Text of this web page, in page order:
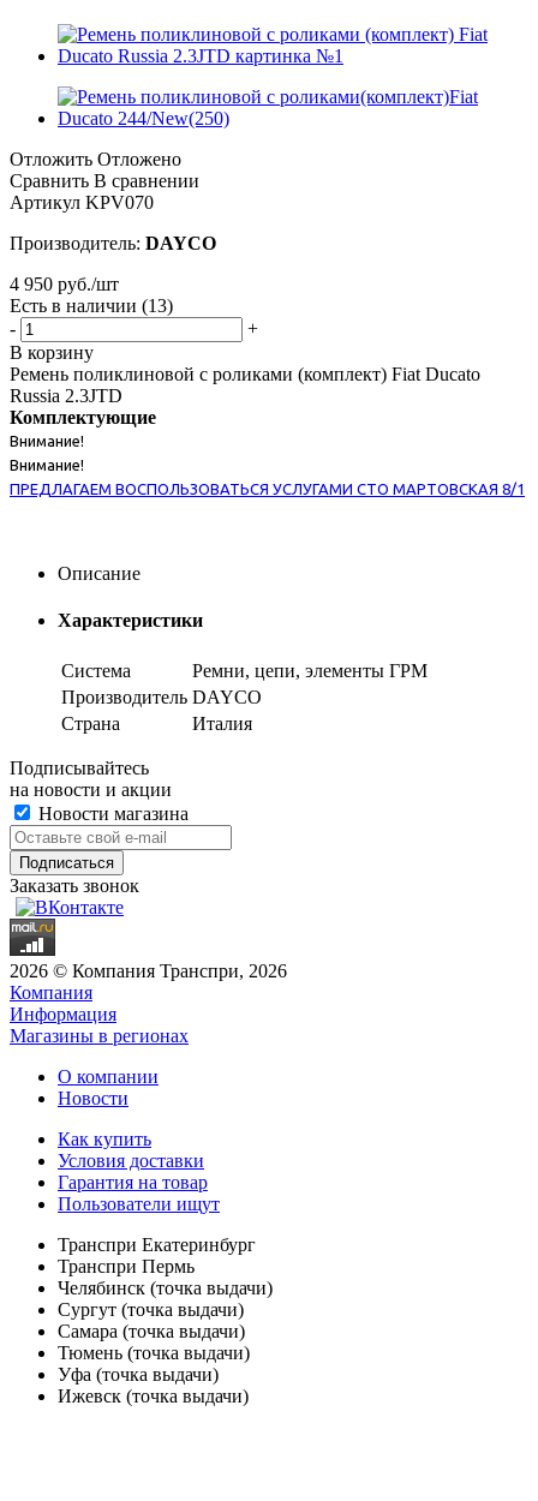
Отложить Отложено
Сравнить В сравнении
Артикул KPV070
Производитель: DAYCO
4 950 руб./шт
Есть в наличии (13)
-
+
В корзину
Ремень поликлиновой с роликами (комплект) Fiat Ducato
Russia 2.3JTD
Комплектующие
Внимание!
Внимание!
ПРЕДЛАГАЕМ ВОСПОЛЬЗОВАТЬСЯ УСЛУГАМИ СТО МАРТОВСКАЯ 8/1
Описание
Характеристики
Система
Ремни, цепи, элементы ГРМ
Производитель DAYCO
Страна
Италия
Подписывайтесь
на новости и акции
Новости магазина
Заказать звонок
2026 © Компания Транспри, 2026
Компания
Информация
Магазины в регионах
О компании
Новости
Как купить
Условия доставки
Гарантия на товар
Пользователи ищут
Транспри Екатеринбург
Транспри Пермь
Челябинск (точка выдачи)
Сургут (точка выдачи)
Самара (точка выдачи)
Тюмень (точка выдачи)
Уфа (точка выдачи)
Ижевск (точка выдачи)